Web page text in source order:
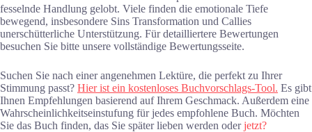
fesselnde Handlung gelobt. Viele finden die emotionale Tiefe
bewegend, insbesondere Sins Transformation und Callies
unerschütterliche Unterstützung. Für detailliertere Bewertungen
besuchen Sie bitte unsere vollständige Bewertungsseite.
Suchen Sie nach einer angenehmen Lektüre, die perfekt zu Ihrer
Stimmung passt? Hier ist ein kostenloses Buchvorschlags-Tool. Es gibt
Ihnen Empfehlungen basierend auf Ihrem Geschmack. Außerdem eine
Wahrscheinlichkeitseinstufung für jedes empfohlene Buch. Möchten
Sie das Buch finden, das Sie später lieben werden oderjetzt?